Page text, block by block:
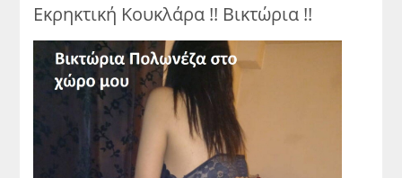
Εκρηκτική Κουκλάρα !! Βικτώρια !!